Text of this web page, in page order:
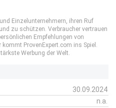
Einzelunternehmern, ihren Ruf
zu schützen. Verbraucher vertrauen
Empfehlungen von
ProvenExpert.com ins Spiel.
Werbung der Welt.
30.09.2024
n.a.